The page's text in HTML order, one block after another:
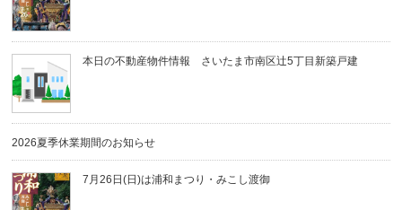
本日の不動産物件情報 さいたま市南区辻5丁目新築戸建
2026夏季休業期間のお知らせ
7月26日(日)は浦和まつり・みこし渡御